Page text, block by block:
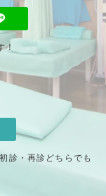
！
診・再診どちらでも